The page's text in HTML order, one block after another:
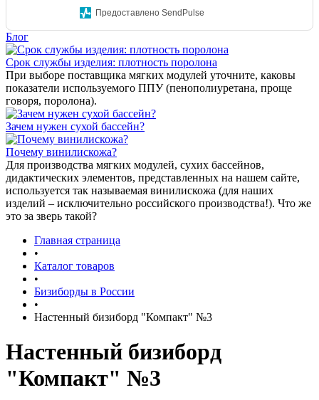
Предоставлено SendPulse
Блог
Срок службы изделия: плотность поролона
При выборе поставщика мягких модулей уточните, каковы
показатели используемого ППУ (пенополиуретана, проще
говоря, поролона).
Зачем нужен сухой бассейн?
Почему винилискожа?
Для производства мягких модулей, сухих бассейнов,
дидактических элементов, представленных на нашем сайте,
используется так называемая винилискожа (для наших
изделий – исключительно российского производства!). Что же
это за зверь такой?
Главная страница
•
Каталог товаров
•
Бизиборды в России
•
Настенный бизиборд "Компакт" №3
Настенный бизиборд
"Компакт" №3